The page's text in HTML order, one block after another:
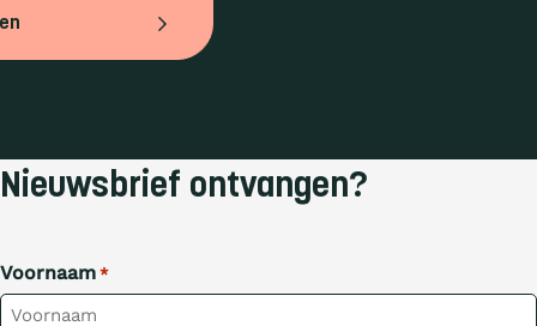
Nieuwsbrief ontvangen?
Voornaam *